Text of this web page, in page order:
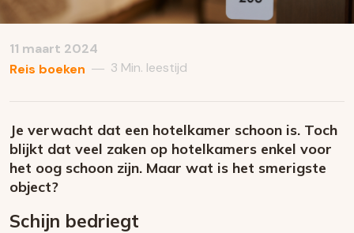
11 maart 2024
Reis boeken — 3 Min. leestijd
Je verwacht dat een hotelkamer schoon is. Toch
blijkt dat veel zaken op hotelkamers enkel voor
het oog schoon zijn. Maar wat is het smerigste
object?
Schijn bedriegt